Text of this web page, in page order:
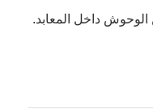
داخل المعابد.